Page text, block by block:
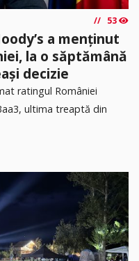
53
a menținut
la o săptămână
decizie
ratingul României
ultima treaptă din